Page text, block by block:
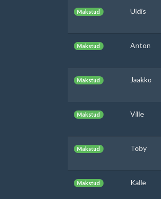
Makstud Uldis
Makstud Anton
Makstud Jaakko
Makstud Ville
Makstud Toby
Makstud Kalle